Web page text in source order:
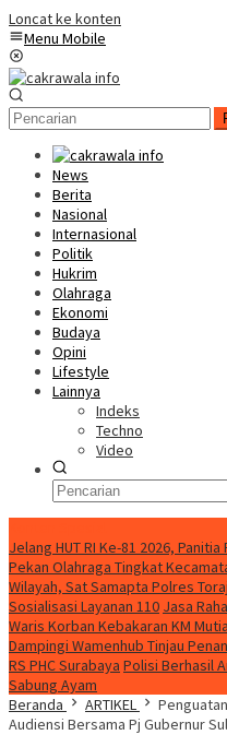
Loncat ke konten
Menu Mobile
News
Berita
Nasional
Internasional
Politik
Hukrim
Olahraga
Ekonomi
Budaya
Opini
Lifestyle
Lainnya
Indeks
Techno
Video
Jelang HUT RI Ke-81 2026,
Pekan Olahraga Tingkat
Wilayah, Sat Samapta Polres
Sosialisasi Layanan 110 Jasa
Waris Korban Kebakaran KM
Dampingi Wamenhub Tinjau
RS PHC Surabaya Polisi Berhasil
Sabung Ayam
Beranda
ARTIKEL
Audiensi Bersama Pj Gubernur